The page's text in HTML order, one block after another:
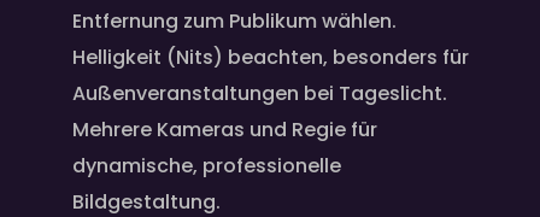
Entfernung zum Publikum wählen.
Helligkeit (Nits) beachten, besonders für
Außenveranstaltungen bei Tageslicht.
Mehrere Kameras und Regie für
dynamische, professionelle
Bildgestaltung.